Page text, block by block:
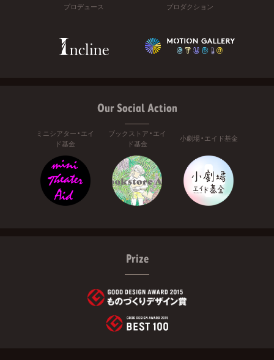
プロデュース プロダクション
Our Social Action
ミニシアター・エイ
ド基金
ブックストア・エイ
ド基金
小劇場・エイド基金
Prize